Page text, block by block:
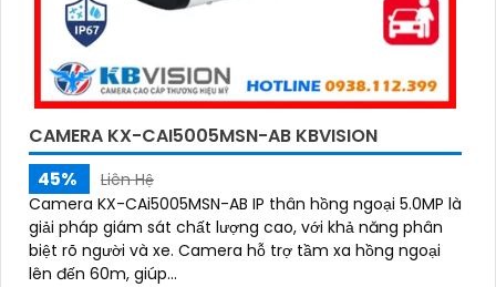
CAMERA KX-CAI5005MSN-AB KBVISION
45%
Liên Hệ
Camera KX-CAi5005MSN-AB IP thân hồng ngoại 5.0MP là
giải pháp giám sát chất lượng cao, với khả năng phân
biệt rõ người và xe. Camera hỗ trợ tầm xa hồng ngoại
lên đến 60m, giúp...